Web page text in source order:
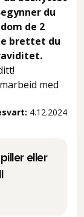
du
de 2
brettet du
med
4.12.2024
eller